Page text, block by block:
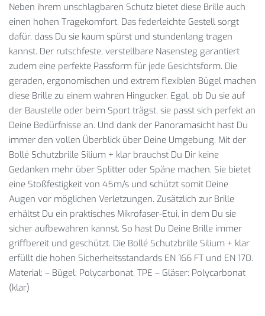
Neben ihrem unschlagbaren Schutz bietet diese Brille auch
einen hohen Tragekomfort. Das federleichte Gestell sorgt
dafür, dass Du sie kaum spürst und stundenlang tragen
kannst. Der rutschfeste, verstellbare Nasensteg garantiert
zudem eine perfekte Passform für jede Gesichtsform. Die
geraden, ergonomischen und extrem flexiblen Bügel machen
diese Brille zu einem wahren Hingucker. Egal, ob Du sie auf
der Baustelle oder beim Sport trägst, sie passt sich perfekt an
Deine Bedürfnisse an. Und dank der Panoramasicht hast Du
immer den vollen Überblick über Deine Umgebung. Mit der
Bollé Schutzbrille Silium + klar brauchst Du Dir keine
Gedanken mehr über Splitter oder Späne machen. Sie bietet
eine Stoßfestigkeit von 45m/s und schützt somit Deine
Augen vor möglichen Verletzungen. Zusätzlich zur Brille
erhältst Du ein praktisches Mikrofaser-Etui, in dem Du sie
sicher aufbewahren kannst. So hast Du Deine Brille immer
griffbereit und geschützt. Die Bollé Schutzbrille Silium + klar
erfüllt die hohen Sicherheitsstandards EN 166 FT und EN 170.
Material: – Bügel: Polycarbonat, TPE – Gläser: Polycarbonat
(klar)